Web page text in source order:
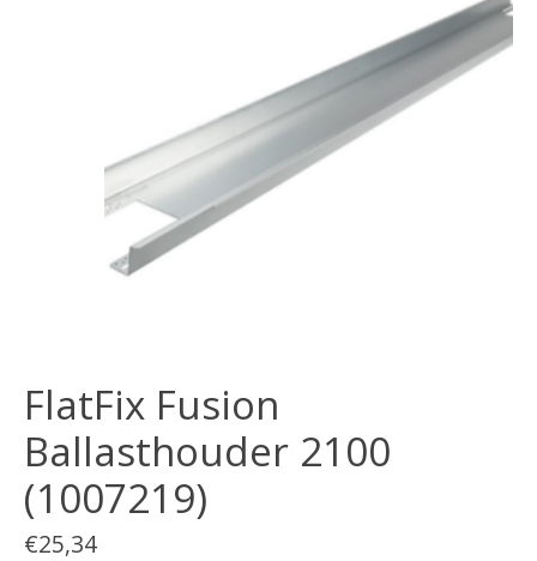
FlatFix Fusion
Ballasthouder 2100
(1007219)
€25,34